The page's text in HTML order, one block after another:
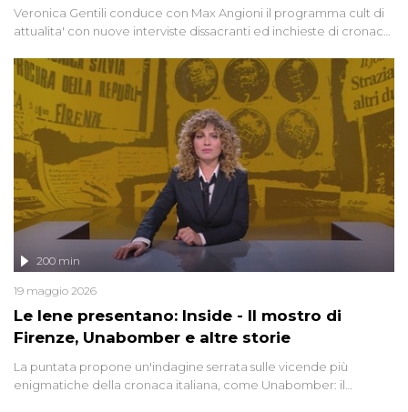
Veronica Gentili conduce con Max Angioni il programma cult di
attualita' con nuove interviste dissacranti ed inchieste di cronaca
Le Iene presentano: Inside - Il mostro di
Firenze, Unabomber e altre storie
200 min
19 maggio 2026
La puntata propone un'indagine serrata sulle vicende più
enigmatiche della cronaca italiana, come Unabomber: il